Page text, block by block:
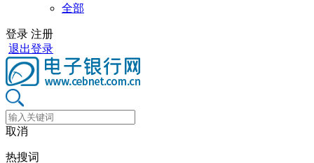
全部
登录 注册
退出登录
取消
热搜词